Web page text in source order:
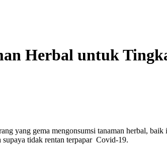
Herbal untuk
yang gema mengonsumsi tanaman herbal,
supaya tidak rentan terpapar Covid-19.